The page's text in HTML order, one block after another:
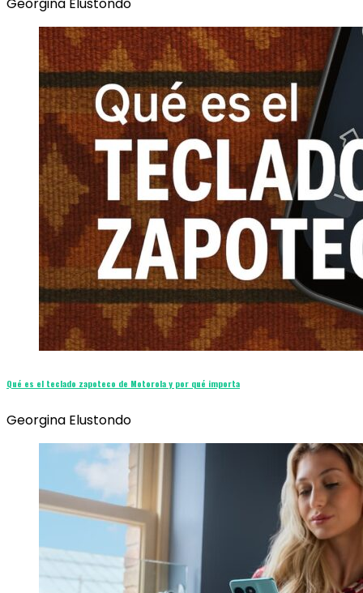
Qué es el teclado zapoteco de Motorola y por qué importa
Georgina Elustondo